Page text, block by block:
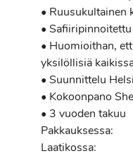
• Ruusukultainen
•
• Huomioithan,
yksilöllisiä
• Suunnittelu
• Kokoonpano
• 3 vuoden takuu
Pakkauksessa:
Laatikossa: